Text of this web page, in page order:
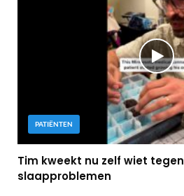
PATIËNTEN
Tim kweekt nu zelf wiet
slaapproblemen